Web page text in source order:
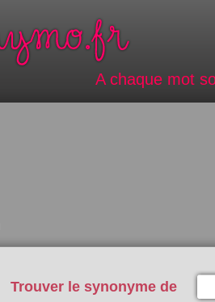
A chaque mot
Trouver le synonyme de